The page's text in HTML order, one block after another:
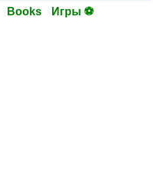
Books Игры ⚽